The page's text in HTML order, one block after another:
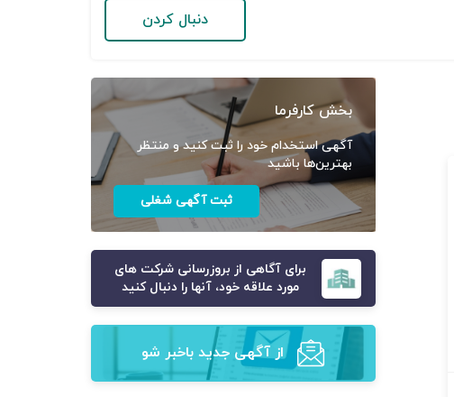
دنبال کردن
بخش کارفرما
آگهی استخدام خود را ثبت کنید و منتظر
بهترین‌ها باشید
ثبت آگهی شغلی
برای آگاهی از بروزرسانی شرکت های
مورد علاقه خود، آنها را دنبال کنید
از آگهی‌ جدید باخبر شو